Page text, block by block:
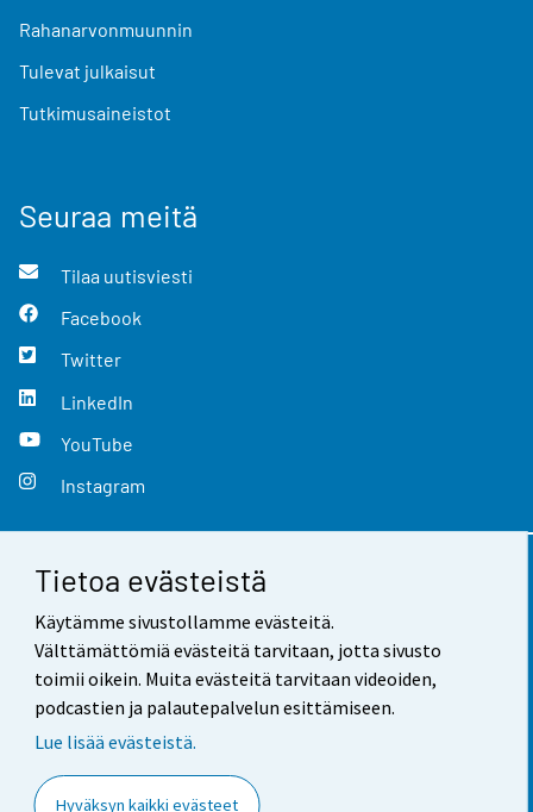
Tietoa evästeistä
Käytämme sivustollamme evästeitä.
Välttämättömiä evästeitä tarvitaan, jotta sivusto
toimii oikein. Muita evästeitä tarvitaan videoiden,
podcastien ja palautepalvelun esittämiseen.
Lue lisää evästeistä.
Hyväksyn kaikki evästeet
Rahanarvonmuunnin
Tulevat julkaisut
Tutkimusaineistot
Seuraa meitä
Tilaa uutisviesti
Facebook
Twitter
LinkedIn
YouTube
Instagram
Yhteystiedot
Palaute
Käyttöehdot
Saavutettavuus